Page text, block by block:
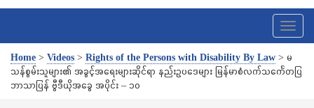
T
o
g
g
Home > Videos > Rights of the Persons with Disability By Law > မ
သန်စွမ်းသူများ၏ အခွင့်အရေးများဆိုင်ရာ နည်းဥပဒေများ မြန်မာစံလက်သင်္ကေတပြ
ဘာသာပြန် ဗွီဒီယိုအခွေ အပိုင်း – ၁၀